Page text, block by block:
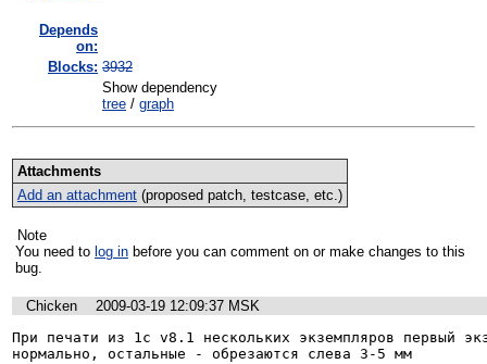
Depends
on:
Blocks: 3932
Show dependency
tree / graph
Attachments
Add an attachment(proposed patch, testcase, etc.)
Note
You need to log in
bug.
Chicken
2009-03-19 12:09:37 MSK
При печати из 1с v8.1 нескольких экземпляров первый
нормально, остальные - обрезаются слева 3-5 мм